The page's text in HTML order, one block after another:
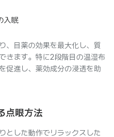
入眠
、目薬の効果を最大化し、質
きます。特に2段階目の温湿布
促進し、薬効成分の浸透を助
点眼方法
とした動作でリラックスした